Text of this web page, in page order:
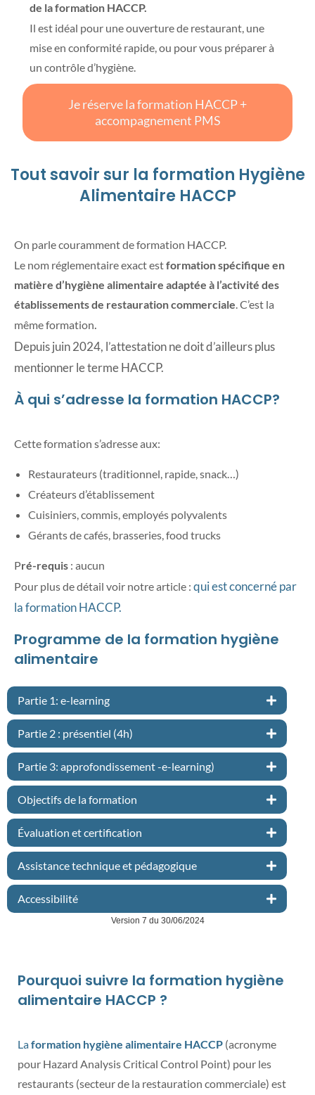
de la formation HACCP.
Il est idéal pour une ouverture de restaurant, une
mise en conformité rapide, ou pour vous préparer à
un contrôle d’hygiène.
Je réserve la formation HACCP +
accompagnement PMS
Tout savoir sur la formation Hygiène
Alimentaire HACCP
On parle couramment de formation HACCP.
Le nom réglementaire exact estformation spécifique en
matière d’hygiène alimentaire adaptée à l’activité des
établissements de restauration commerciale. C’est la
même formation.
Depuis juin 2024, l’attestation ne doit d’ailleurs plus
mentionner le terme HACCP.
À qui s’adresse la formation HACCP?
Cette formation s’adresse aux:
Restaurateurs (traditionnel, rapide, snack…)
Créateurs d’établissement
Cuisiniers, commis, employés polyvalents
Gérants de cafés, brasseries, food trucks
Pré-requis : aucun
Pour plus de détail voir notre article : qui est concerné par
la formation HACCP.
Programme de la formation hygiène
alimentaire
Partie 1: e-learning
Partie 2 : présentiel (4h)
Partie 3: approfondissement -e-learning)
Objectifs de la formation
Évaluation et certification
Assistance technique et pédagogique
Accessibilité
Version 7 du 30/06/2024
Pourquoi suivre la formation hygiène
alimentaire HACCP ?
Laformation hygiène alimentaire HACCP (acronyme
pour Hazard Analysis Critical Control Point) pour les
restaurants (secteur de la restauration commerciale) est